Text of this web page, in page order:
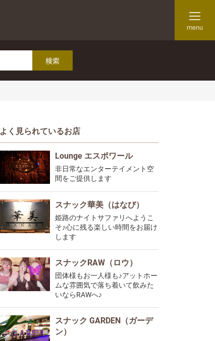
menu
よく見られているお店
Lounge エスポワール
非日常なエンターテイメント空
間をご提供します
スナック華美（はなび）
姫路のナイトサファリへようこ
そ♪心に残る楽しい時間をお届け
します
スナックRAW（ロウ）
団体様もお一人様も♪アットホー
ムな雰囲気で落ち着いて飲みた
いならRAWへ♪
スナック GARDEN（ガーデ
ン）